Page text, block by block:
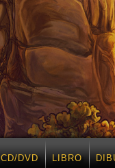
CD/DVD LIBRO